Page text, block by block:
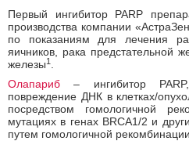
Первый ингибитор PARP
производства компании
по показаниям для лечения
яичников, рака предстательной
железы1
Олапариб – ингибитор
повреждение ДНК в клетках/
посредством гомологичной
мутациях в генах BRCA1/2 и
путем гомологичной